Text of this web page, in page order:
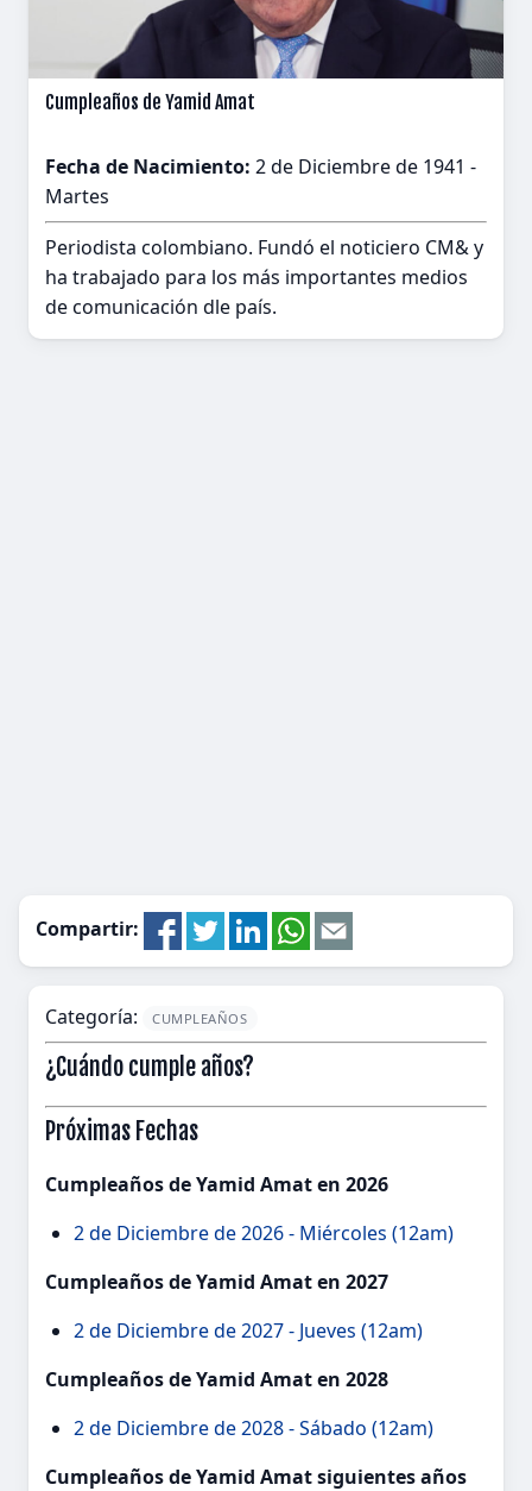
Cumpleaños de Yamid Amat
Fecha de Nacimiento: 2 de Diciembre de 1941 -
Martes
Periodista colombiano. Fundó el noticiero CM& y
ha trabajado para los más importantes medios
de comunicación dle país.
Compartir:
Categoría: CUMPLEAÑOS
¿Cuándo cumple años?
Próximas Fechas
Cumpleaños de Yamid Amat en 2026
2 de Diciembre de 2026 - Miércoles (12am)
Cumpleaños de Yamid Amat en 2027
2 de Diciembre de 2027 - Jueves (12am)
Cumpleaños de Yamid Amat en 2028
2 de Diciembre de 2028 - Sábado (12am)
Cumpleaños de Yamid Amat siguientes años